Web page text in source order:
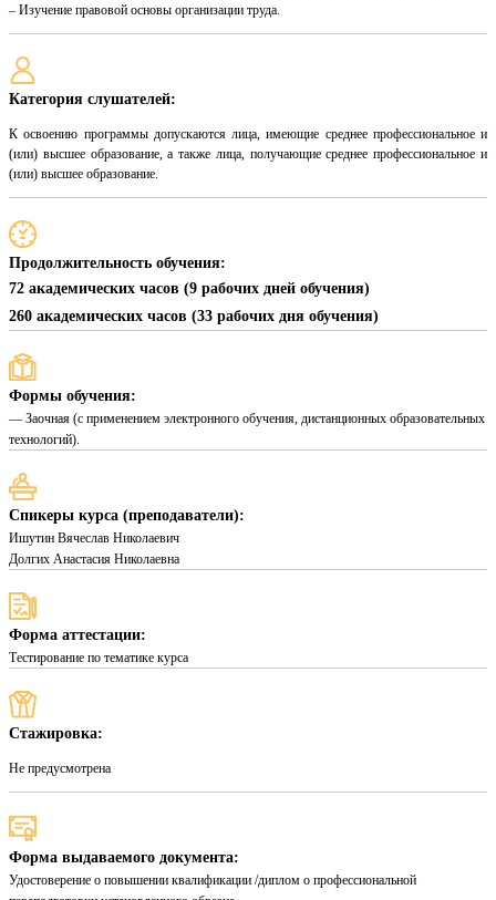
– Изучение правовой основы организации труда.
Категория слушателей:
К освоению программы допускаются лица, имеющие среднее профессиональное и
(или) высшее образование, а также лица, получающие среднее профессиональное и
(или) высшее образование.
Продолжительность обучения:
72 академических часов (9 рабочих дней обучения)
260 академических часов (33 рабочих дня обучения)
Формы обучения:
— Заочная (с применением электронного обучения, дистанционных образовательных
технологий).
Спикеры курса (преподаватели):
Ишутин Вячеслав Николаевич
Долгих Анастасия Николаевна
Форма аттестации:
Тестирование по тематике курса
Стажировка:
Не предусмотрена
Форма выдаваемого документа:
Удостоверение о повышении квалификации /диплом о профессиональной